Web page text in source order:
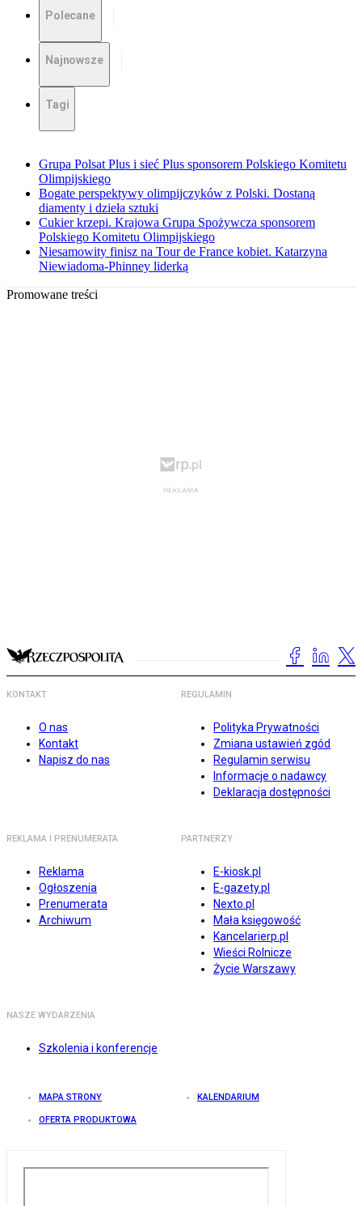
Polecane
Najnowsze
Tagi
Grupa Polsat Plus i sieć Plus sponsorem Polskiego Komitetu
Olimpijskiego
Bogate perspektywy olimpijczyków z Polski. Dostaną
diamenty i dzieła sztuki
Cukier krzepi. Krajowa Grupa Spożywcza sponsorem
Polskiego Komitetu Olimpijskiego
Niesamowity finisz na Tour de France kobiet. Katarzyna
Niewiadoma-Phinney liderką
Promowane treści
KONTAKT
O nas
Kontakt
Napisz do nas
REGULAMIN
Polityka Prywatności
Zmiana ustawień zgód
Regulamin serwisu
Informacje o nadawcy
Deklaracja dostępności
REKLAMA I PRENUMERATA
Reklama
Ogłoszenia
Prenumerata
Archiwum
PARTNERZY
E-kiosk.pl
E-gazety.pl
Nexto.pl
Mała księgowość
Kancelarierp.pl
Wieści Rolnicze
Życie Warszawy
NASZE WYDARZENIA
Szkolenia i konferencje
MAPA STRONY KALENDARIUM
OFERTA PRODUKTOWA